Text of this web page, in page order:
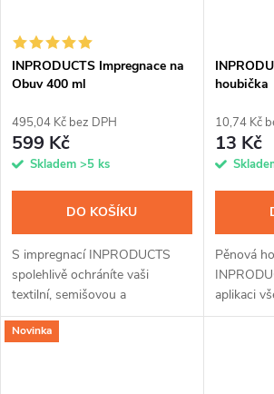
INPRODUCTS Impregnace na
Obuv 400 ml
495,04 Kč bez DPH
599 Kč
Skladem >5 ks
DO KOŠÍKU
S impregnací INPRODUCTS
spolehlivě ochráníte vaši
textilní, semišovou a
membránovou obuv před
provlhnutím a znečištěním.
houbička
10,74 Kč
13 Kč
Pěnová
aplikaci
Novinka